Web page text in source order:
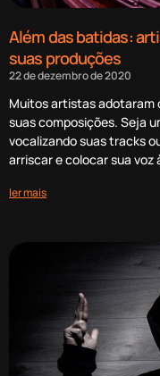
Além das batidas:
suas produções
22 de dezembro de 2020
Muitos artistas adotaram
suas composições. Seja
vocalizando suas tracks
arriscar e colocar sua voz
ler mais